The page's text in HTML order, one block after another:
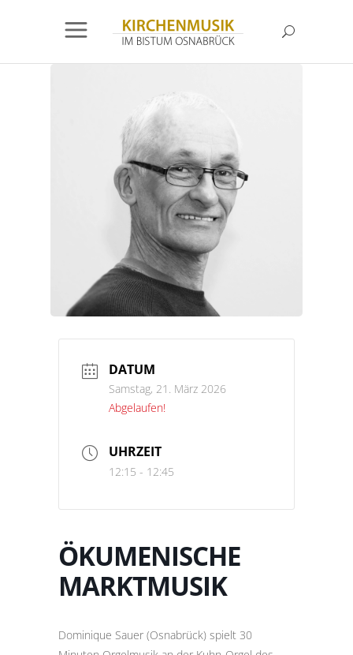
DATUM
Samstag, 21. März 2026
Abgelaufen!
UHRZEIT
12:15 - 12:45
ÖKUMENISCHE
MARKTMUSIK
Dominique Sauer (Osnabrück) spielt 30